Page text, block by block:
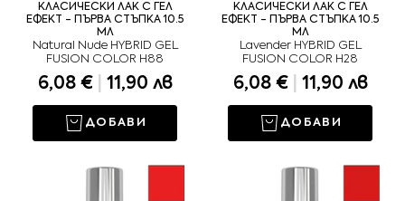
КЛАСИЧЕСКИ ЛАК С ГЕЛ
ЕФЕКТ - ПЪРВА СТЪПКА 10.5
МЛ
Natural Nude HYBRID GEL
FUSION COLOR H88
6,08 € 11,90 лв
ДОБАВИ
КЛАСИЧЕСКИ ЛАК С ГЕЛ
ЕФЕКТ - ПЪРВА СТЪПКА 10.5
МЛ
Lavender HYBRID GEL
FUSION COLOR H28
6,08 € 11,90 лв
ДОБАВИ